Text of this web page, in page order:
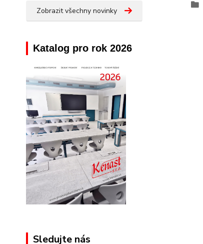
Zobrazit všechny novinky
Katalog pro rok 2026
Sledujte nás